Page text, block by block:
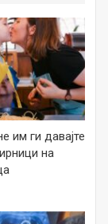
им ги давајте
на